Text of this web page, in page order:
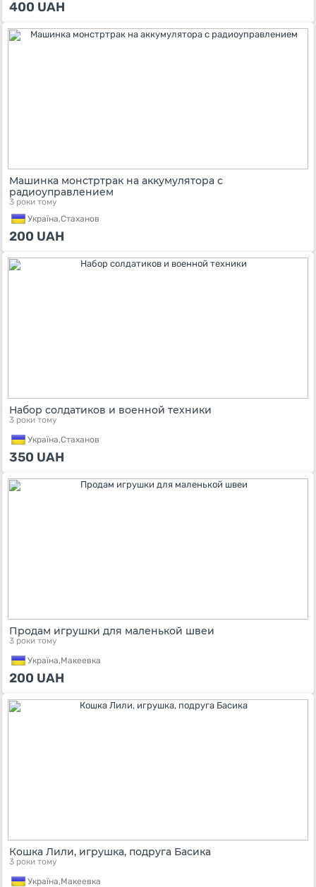
400 UAH
Машинка монстртрак на аккумулятора с
радиоуправлением
3 роки тому
Україна,Стаханов
200 UAH
Набор солдатиков и военной техники
3 роки тому
Україна,Стаханов
350 UAH
Продам игрушки для маленькой швеи
3 роки тому
Україна,Макеевка
200 UAH
Кошка Лили, игрушка, подруга Басика
3 роки тому
Україна,Макеевка